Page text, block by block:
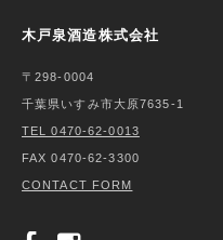
木戸泉酒造株式会社
〒298-0004
千葉県いすみ市大原7635-1
TEL 0470-62-0013
FAX 0470-62-3300
CONTACT FORM